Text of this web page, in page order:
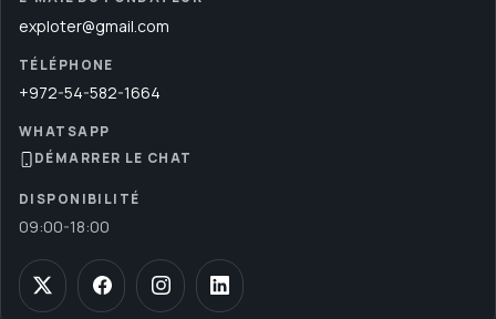
exploter@gmail.com
TÉLÉPHONE
+972-54-582-1664
WHATSAPP
DÉMARRER LE CHAT
DISPONIBILITÉ
09:00-18:00